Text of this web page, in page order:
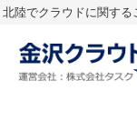
北陸でクラウドに関す